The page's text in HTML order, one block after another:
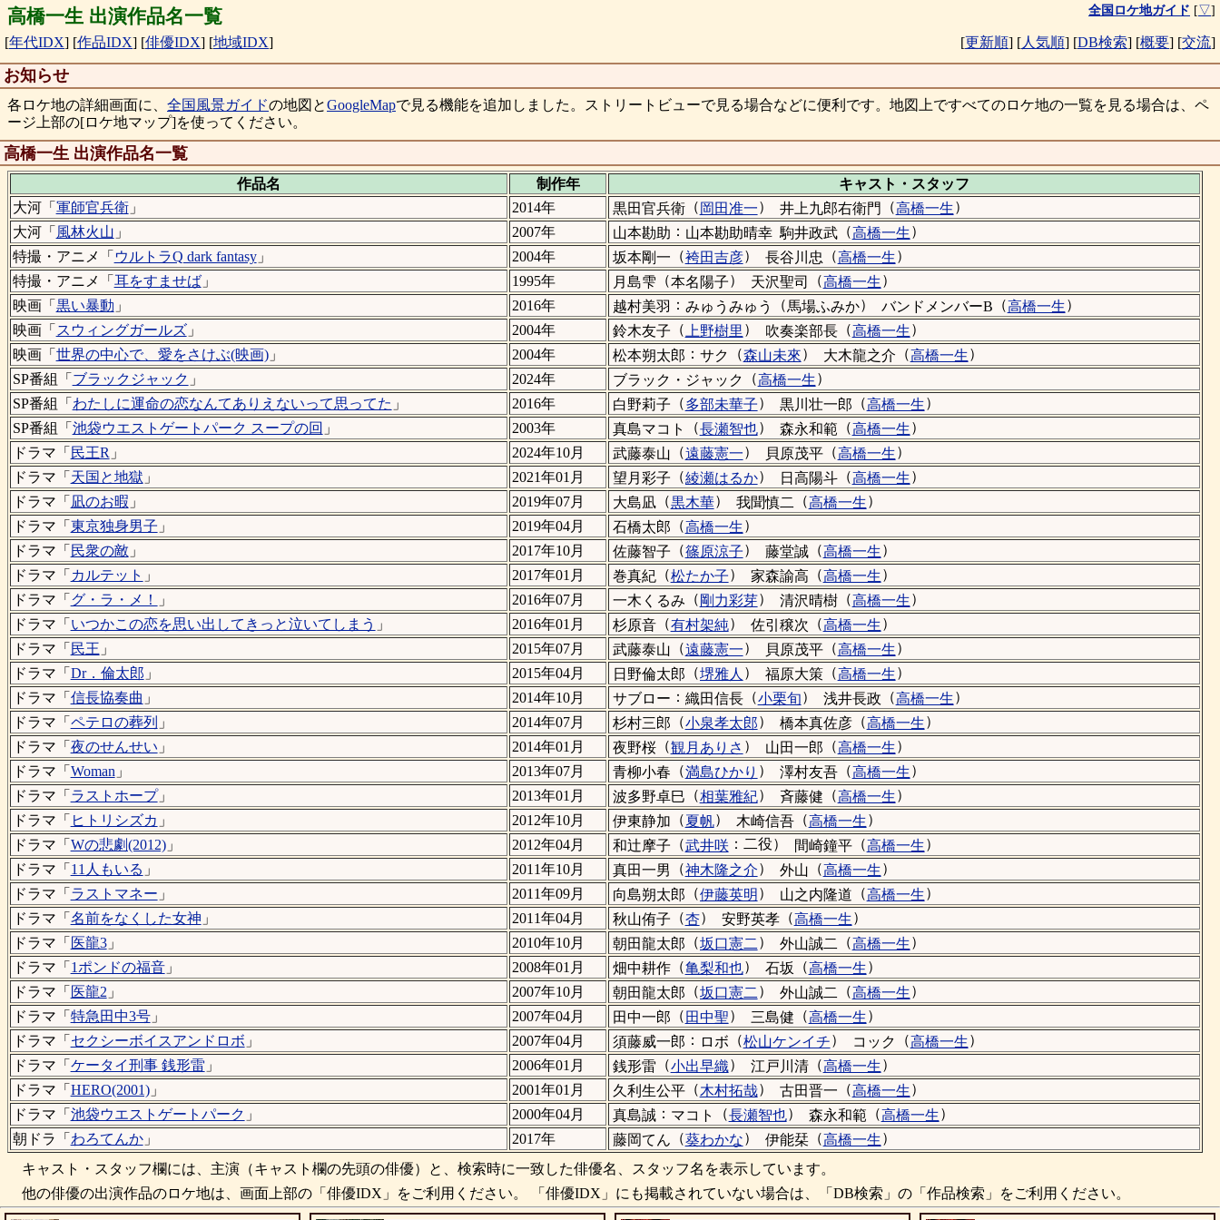
高橋一生 出演作品名一覧 全国ロケ地ガイド [▽]
[年代IDX] [作品IDX] [俳優IDX] [地域IDX] [更新順] [人気順] [DB検索] [概要] [交流]
お知らせ
各ロケ地の詳細画面に、 全国風景ガイドの地図とGoogleMapで見る機能を追加しました。ストリートビューで見る場合などに便利です。地図上ですべてのロケ地の一覧を見る場合は、ペ
ージ上部の[ロケ地マップ]を使ってください。
高橋一生 出演作品名一覧
作品名 制作年 キャスト・ スタッフ
大河「 軍師官兵衛」 2014年 黒田官兵衛（ 岡田准一） 井上九郎右衛門 （高橋一生）
大河「 風林火山 」 2007年 山本勘助 ： 山本勘助晴幸 駒井政武（高橋一生）
特撮・アニメ「 ウルトラQ dark fantasy」 2004年 坂本剛一 （袴田吉彦） 長谷川忠 （高橋一生）
特撮・アニメ「 耳をすませば」 1995年 月島雫 （本名陽子） 天沢聖司 （高橋一生）
映画「 黒い暴動 」 2016年 越村美羽 ： みゅうみゅう （馬場ふみか） バンドメンバーB （高橋一生）
映画「 スウィングガールズ」 2004年 鈴木友子 （ 上野樹里 ） 吹奏楽部長（高橋一生）
映画「 世界の中心で、愛をさけぶ(映画)」 2004年 松本朔太郎 ： サク （森山未來） 大木龍之介 （高橋一生）
SP番組「 ブラックジャック 」 2024年 ブラック・ジャック （高橋一生）
SP番組「 わたしに運命の恋なんてありえないって思ってた 」 2016年 白野莉子 （多部未華子） 黒川壮一郎 （高橋一生）
SP番組「 池袋ウエストゲートパーク スープの回 」 2003年 真島マコト （長瀬智也） 森永和範 （高橋一生）
ドラマ「 民王R 」 2024年10月 武藤泰山 （遠藤憲一） 貝原茂平（高橋一生）
ドラマ「 天国と地獄 」 2021年01月 望月彩子 （綾瀬はるか） 日高陽斗（高橋一生）
ドラマ「 凪のお暇 」 2019年07月 大島凪 （黒木華） 我聞慎二 （高橋一生）
ドラマ「 東京独身男子 」 2019年04月 石橋太郎 （高橋一生）
ドラマ「 民衆の敵 」 2017年10月 佐藤智子 （篠原涼子） 藤堂誠 （高橋一生）
ドラマ「 カルテット 」 2017年01月 巻真紀 （松たか子） 家森諭高 （高橋一生）
ドラマ「 グ・ラ・メ！ 」 2016年07月 一木くるみ （ 剛力彩芽） 清沢晴樹（高橋一生）
ドラマ「 いつかこの恋を思い出してきっと泣いてしまう 」 2016年01月 杉原音（有村架純） 佐引穣次 （高橋一生）
ドラマ「 民王 」 2015年07月 武藤泰山 （遠藤憲一） 貝原茂平（高橋一生）
ドラマ「 Dr．倫太郎 」 2015年04月 日野倫太郎 （堺雅人 ） 福原大策（高橋一生）
ドラマ「 信長協奏曲 」 2014年10月 サブロー ： 織田信長（小栗旬） 浅井長政 （高橋一生）
ドラマ「 ペテロの葬列 」 2014年07月 杉村三郎 （小泉孝太郎） 橋本真佐彦（高橋一生）
ドラマ「 夜のせんせい 」 2014年01月 夜野桜（観月ありさ ） 山田一郎 （高橋一生）
ドラマ「 Woman 」 2013年07月 青柳小春 （満島ひかり ） 澤村友吾（高橋一生）
ドラマ「 ラストホープ」 2013年01月 波多野卓巳 （相葉雅紀） 斉藤健 （高橋一生）
ドラマ「 ヒトリシズカ 」 2012年10月 伊東静加 （夏帆） 木崎信吾（高橋一生）
ドラマ「 Wの悲劇(2012)」 2012年04月 和辻摩子 （武井咲：二役） 間崎鐘平（高橋一生）
ドラマ「 11人もいる 」 2011年10月 真田一男 （神木隆之介） 外山 （高橋一生）
ドラマ「 ラストマネー 」 2011年09月 向島朔太郎 （伊藤英明 ） 山之内隆道 （高橋一生）
ドラマ「 名前をなくした女神 」 2011年04月 秋山侑子 （杏） 安野英孝（高橋一生）
ドラマ「 医龍3」 2010年10月 朝田龍太郎 （坂口憲二 ） 外山誠二 （高橋一生）
ドラマ「 1ポンドの福音」 2008年01月 畑中耕作（亀梨和也） 石坂 （高橋一生）
ドラマ「 医龍2 」 2007年10月 朝田龍太郎 （坂口憲二 ） 外山誠二 （高橋一生）
ドラマ「 特急田中3号」 2007年04月 田中一郎 （ 田中聖） 三島健 （高橋一生）
ドラマ「 セクシーボイスアンドロボ 」 2007年04月 須藤威一郎 ： ロボ （松山ケンイチ） コック （高橋一生）
ドラマ「 ケータイ刑事 銭形雷」 2006年01月 銭形雷（小出早織） 江戸川清（高橋一生）
ドラマ「 HERO(2001)」 2001年01月 久利生公平（木村拓哉） 古田晋一 （高橋一生）
ドラマ「 池袋ウエストゲートパーク 」 2000年04月 真島誠 ： マコト （長瀬智也） 森永和範 （高橋一生）
朝ドラ「 わろてんか」 2017年 藤岡てん （葵わかな） 伊能栞（高橋一生）
キャスト・スタッフ欄には、主演（キャスト欄の先頭の俳優）と、検索時に一致した俳優名、スタッフ名を表示しています。
他の俳優の出演作品のロケ地は、画面上部の「俳優IDX」をご利用ください。 「俳優IDX」にも掲載されていない場合は、「DB検索」の「作品検索」をご利用ください。